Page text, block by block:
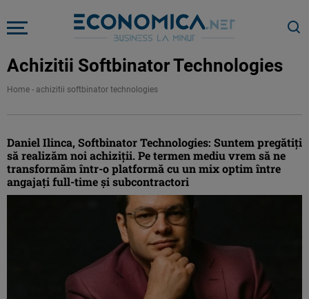
Achizitii Softbinator Technologies
Home - achizitii softbinator technologies
Daniel Ilinca, Softbinator Technologies: Suntem pregătiți
să realizăm noi achiziții. Pe termen mediu vrem să ne
transformăm într-o platformă cu un mix optim între
angajați full-time și subcontractori